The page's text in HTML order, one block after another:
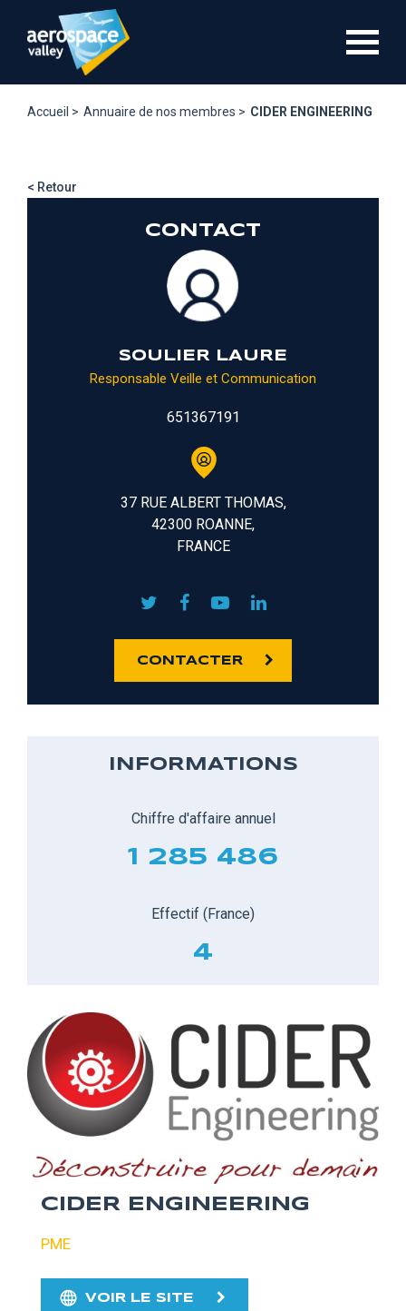
contenu
Accueil > Annuaire de nos membres > CIDER ENGINEERING
< Retour
CONTACT
SOULIER LAURE
Responsable Veille et Communication
651367191
37 RUE ALBERT THOMAS,
42300 ROANNE,
FRANCE
CONTACTER
INFORMATIONS
Chiffre d'affaire annuel
1 285 486
Effectif (France)
4
CIDER ENGINEERING
PME
VOIR LE SITE